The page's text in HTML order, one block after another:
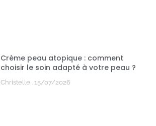
Crème peau atopique : comment
choisir le soin adapté à votre peau ?
Christelle 15/07/2026